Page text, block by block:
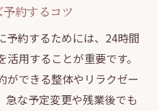
約するコツ
予約するためには、24時間
用することが重要です。
ができる整体やリラクゼー
急な予定変更や残業後でも